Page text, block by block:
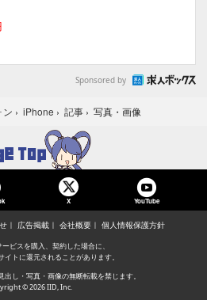
Sponsored by
ン › iPhone › 記事 › 写真・画像
X YouTube
広告掲載 会社概要 個人情報保護方針
ビスを購入、契約した場合に、
イトに還元されることがあります。
出し・写真・画像の無断転載を禁じます。
© 2026 IID, Inc.